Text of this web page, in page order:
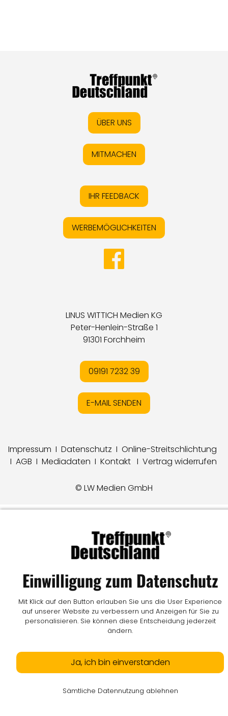
ÜBER UNS
MITMACHEN
IHR FEEDBACK
WERBEMÖGLICHKEITEN
LINUS WITTICH Medien KG
Peter-Henlein-Straße 1
91301 Forchheim
09191 7232 39
E-MAIL SENDEN
Impressum I Datenschutz I Online-Streitschlichtung
I AGB I Mediadaten I Kontakt I Vertrag widerrufen
© LW Medien GmbH
Einwilligung zum Datenschutz
Mit Klick auf den Button erlauben Sie uns die User Experience
auf unserer Website zu verbessern und Anzeigen für Sie zu
personalisieren. Sie können diese Entscheidung jederzeit
ändern.
Ja, ich bin einverstanden
Sämtliche Datennutzung ablehnen